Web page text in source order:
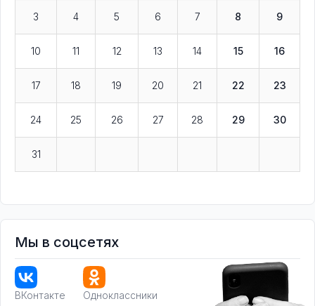
3 4 5 6 7 8 9
10 11 12 13 14 15 16
17 18 19 20 21 22 23
24 25 26 27 28 29 30
31
Мы в соцсетях
ВКонтакте Одноклассники